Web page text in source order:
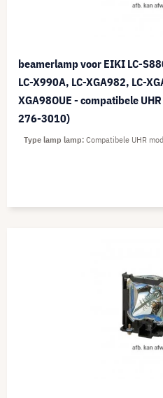
beamerlamp voor EIKI LC-
LC-X990A, LC-XGA982, LC-
XGA98OUE - compatibele
276-3010)
Type lamp lamp Compatibele UHR